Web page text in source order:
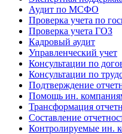
Аудит по МСФО
Проверка учета по
Проверка учета ГОЗ
Кадровый аудит
Управленческий учет
Консультации по
Консультации по
Подтверждение
Помощь ин.
Трансформация
Составление
Контролируемые ин.